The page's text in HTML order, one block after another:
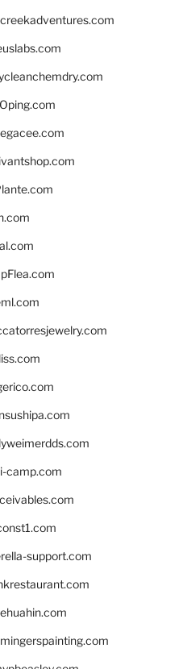
camp.com
support.com